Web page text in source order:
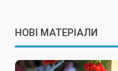
НОВІ МАТЕРІАЛИ